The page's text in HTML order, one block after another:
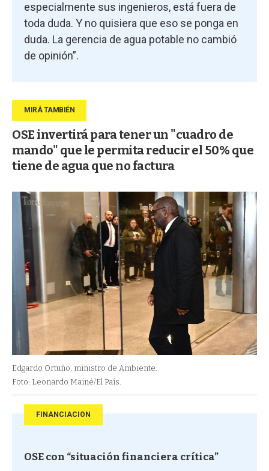
especialmente sus ingenieros, está fuera de
toda duda. Y no quisiera que eso se ponga en
duda. La gerencia de agua potable no cambió
de opinión”.
OSE invertirá para tener un "cuadro de
mando" que le permita reducir el 50% que
tiene de agua que no factura
Edgardo Ortuño, ministro de Ambiente.
Foto: Leonardo Mainé/El País.
FINANCIACION
OSE con “situación financiera crítica”